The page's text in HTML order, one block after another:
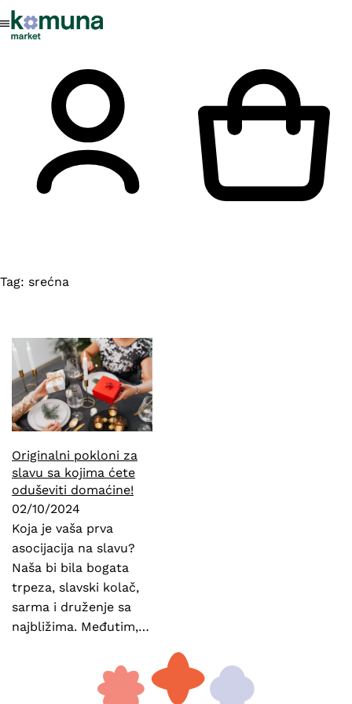
Tag: srećna
Originalni pokloni za
slavu sa kojima ćete
oduševiti domaćine!
02/10/2024
Koja je vaša prva
asocijacija na slavu?
Naša bi bila bogata
trpeza, slavski kolač,
sarma i druženje sa
najbližima. Međutim,…